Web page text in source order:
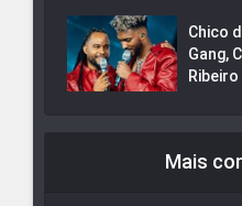
Chico
Gang,
Ribeiro
Mais